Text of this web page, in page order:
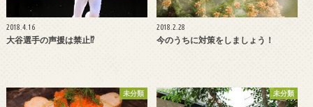
2018.4.16
大谷選手の声援は禁止⁉︎
2018.2.28
今のうちに対策をしましょう！
未分類 未分類